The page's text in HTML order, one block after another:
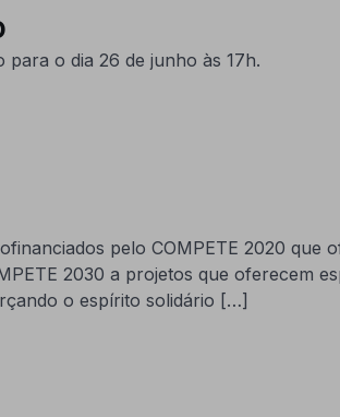
o dia 26 de junho às 17h.
pelo COMPETE 2020 que
2030 a projetos que oferecem
o espírito solidário […]